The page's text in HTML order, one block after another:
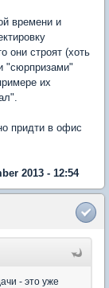
времени и
они строят (хоть
"сюрпризами"
их
придти в офис
2013 - 12:54
- это уже